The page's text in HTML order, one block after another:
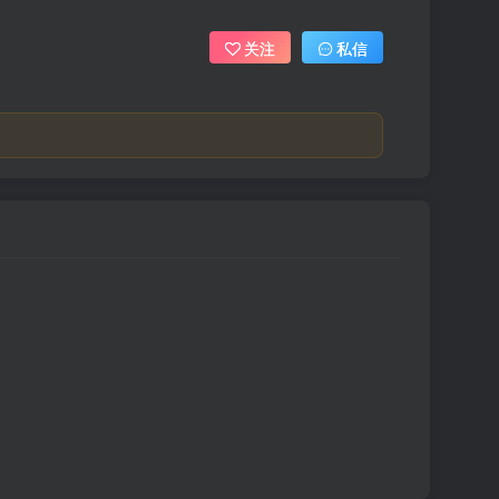
关注 私信